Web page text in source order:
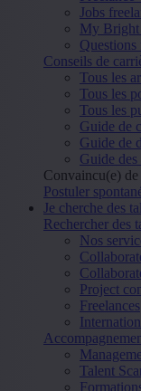
Jobs
My Bright
Questions
Conseils de
Tous les
Tous les
Tous les
Guide de
Guide de
Guide
Convaincu(e)
Postuler
Je cherche des
Rechercher des
Nos
Project
Freelances
Talent